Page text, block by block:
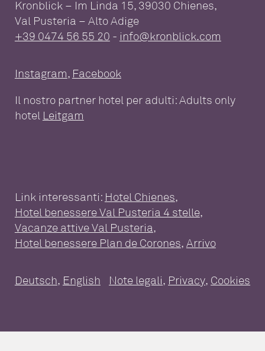
WELLNESS HOTEL PER
TUTTA LA FAMIGLIA
Mondo delle saune
SUITE & PACCHETTI
Kronblick – Im Linda 15, 39030 Chienes,
Val Pusteria – Alto Adige
+39 0474 56 55 20 - info@kronblick.com
Instagram, Facebook
Il nostro partner hotel per adulti: Adults only
hotel Leitgam
Link interessanti: Hotel Chienes,
Hotel benessere Val Pusteria 4 stelle,
Vacanze attive Val Pusteria,
Hotel benessere Plan de Corones, Arrivo
Deutsch, English Note legali, Privacy, Cookies